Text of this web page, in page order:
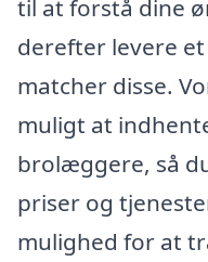
til at forstå dine
derefter levere
matcher disse.
muligt at
brolæggere, så
priser og
mulighed for at